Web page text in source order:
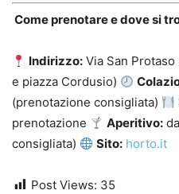
Come prenotare e dove si
Indirizzo: Via San
e piazza Cordusio)
(prenotazione consigliata)
prenotazione
Aperitivo:
consigliata)
Sito: horto.it
Post Views: 35